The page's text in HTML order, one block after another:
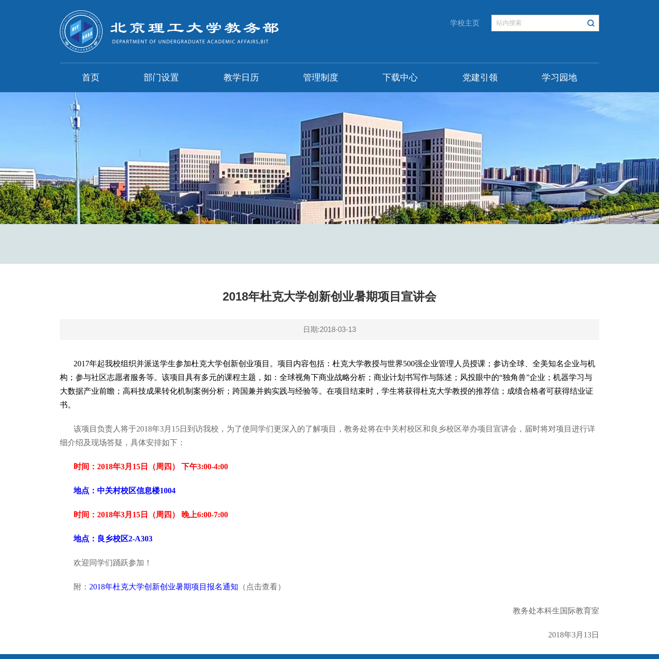
学校主页
首页 部门设置 教学日历 管理制度 下载中心 党建引领 学习园地
2018年杜克大学创新创业暑期项目宣讲会
日期:2018-03-13
2017年起我校组织并派送学生参加杜克大学创新创业项目。项目内容包括：杜克大学教授与世界500强企业管理人员授课；参访全球、全美知名企业与机
构；参与社区志愿者服务等。该项目具有多元的课程主题，如：全球视角下商业战略分析；商业计划书写作与陈述；风投眼中的“独角兽”企业；机器学习与
大数据产业前瞻；高科技成果转化机制案例分析；跨国兼并购实践与经验等。在项目结束时，学生将获得杜克大学教授的推荐信；成绩合格者可获得结业证
书。
该项目负责人将于2018年3月15日到访我校，为了使同学们更深入的了解项目，教务处将在中关村校区和良乡校区举办项目宣讲会，届时将对项目进行详
细介绍及现场答疑，具体安排如下：
时间：2018年3月15日（周四） 下午3:00-4:00
地点：中关村校区信息楼1004
时间：2018年3月15日（周四） 晚上6:00-7:00
地点：良乡校区2-A303
欢迎同学们踊跃参加！
附： 2018年杜克大学创新创业暑期项目报名通知 （点击查看）
教务处本科生国际教育室
2018年3月13日